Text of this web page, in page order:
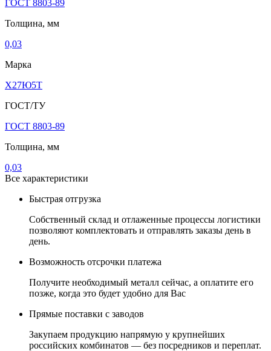
ГОСТ 8803-89
Толщина, мм
0,03
Марка
Х27Ю5Т
ГОСТ/ТУ
ГОСТ 8803-89
Толщина, мм
0,03
Все характеристики
Быстрая отгрузка
Собственный склад и отлаженные процессы логистики
позволяют комплектовать и отправлять заказы день в
день.
Возможность отсрочки платежа
Получите необходимый металл сейчас, а оплатите его
позже, когда это будет удобно для Вас
Прямые поставки с заводов
Закупаем продукцию напрямую у крупнейших
российских комбинатов — без посредников и переплат.